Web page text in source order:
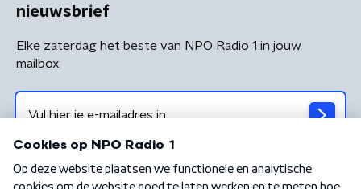
nieuwsbrief
Elke zaterdag het beste van NPO Radio 1 in jouw
mailbox